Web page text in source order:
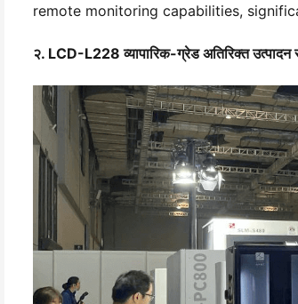
remote monitoring capabilities,
२. LCD-L228 व्यापारिक-ग्रेड अतिरिक्त उत्पादन